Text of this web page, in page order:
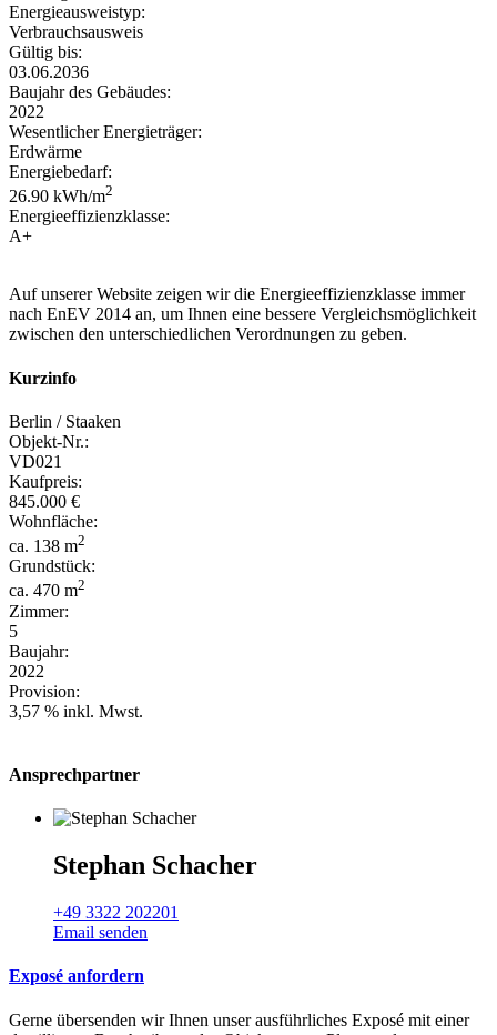
Energieausweistyp:
Verbrauchsausweis
Gültig bis:
03.06.2036
Baujahr des Gebäudes:
2022
Wesentlicher Energieträger:
Erdwärme
Energiebedarf:
26.90 kWh/m2
Energieeffizienzklasse:
A+
Auf unserer Website zeigen wir die Energieeffizienzklasse immer
nach EnEV 2014 an, um Ihnen eine bessere Vergleichsmöglichkeit
zwischen den unterschiedlichen Verordnungen zu geben.
Kurzinfo
Berlin / Staaken
Objekt-Nr.:
VD021
Kaufpreis:
845.000 €
Wohnfläche:
ca. 138 m2
Grundstück:
ca. 470 m2
Zimmer:
5
Baujahr:
2022
Provision:
3,57 % inkl. Mwst.
Ansprechpartner
Stephan Schacher
+49 3322 202201
Email senden
Exposé anfordern
Gerne übersenden wir Ihnen unser ausführliches Exposé mit einer